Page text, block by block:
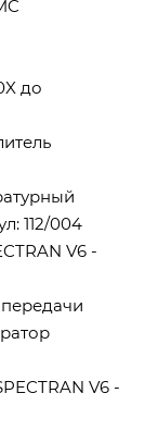
до
112/004
V6 -
V6 -